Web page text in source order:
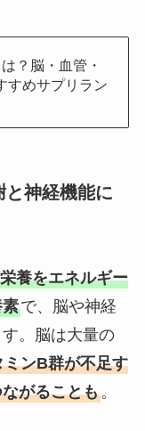
？脳・血管・
すめサプリラン
と神経機能に
養をエネルギー
で、脳や神経
。脳は大量の
ミンB群が不足す
がることも。